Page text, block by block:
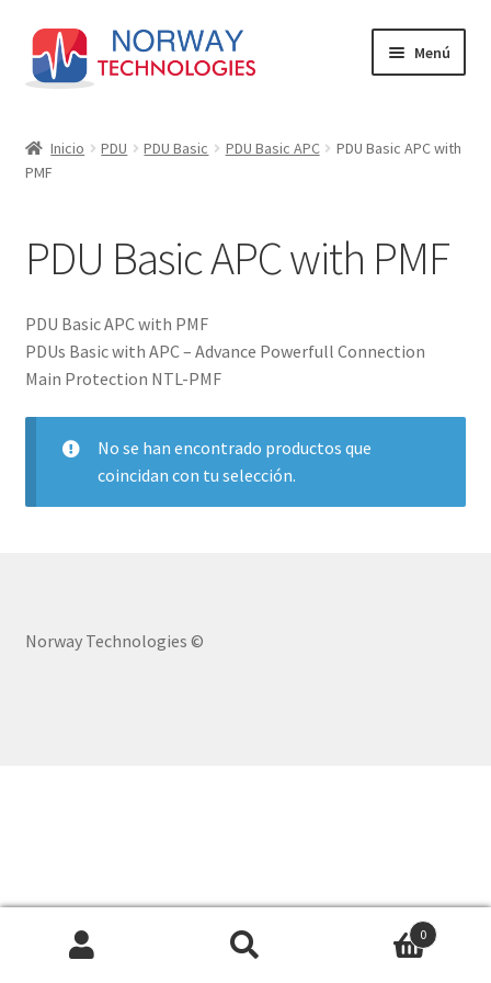
Ir
a
la
Ir
al
contenido
Menú
Carrito
Mi cuenta
Inicio PDU PDU Basic PDU Basic APC
PDU Basic APC with
PMF
PDU Basic APC with PMF
PDU Basic APC with PMF
PDUs Basic with APC – Advance Powerfull Connection
Main Protection NTL-PMF
No se han encontrado productos que
coincidan con tu selección.
Norway Technologies ©
0